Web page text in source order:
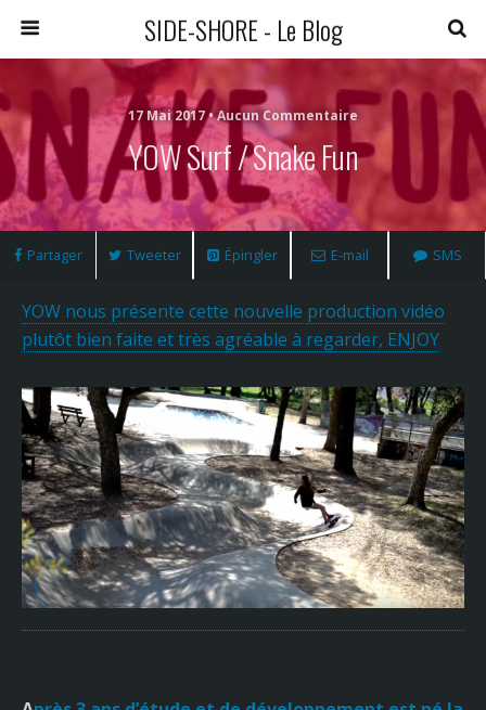
SIDE-SHORE - Le Blog
17 Mai 2017 • Aucun Commentaire
YOW Surf / Snake Fun
Partager Tweeter Épingler E-mail SMS
YOW nous présente cette nouvelle production vidéo
plutôt bien faite et très agréable à regarder, ENJOY